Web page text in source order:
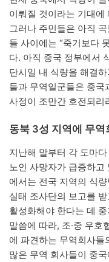
이뤄질 것이라는 기대에
그러나 주민들은 아직
들 사이에는 “죽기보다
다. 아직 중국 정부에서
단시일 내 식량을 해결
들과 무역일군들은 중
사정이 조만간 호전되리
동북 3성 지역에 무역
지난해 말부터 각 도마
노인 사망자가 급증하
에서는 전국 지역의 식
실태 조사단의 보고를
활성화해야 한다는 데
말씀에 따라, 조·중 우호
에 파견하는 무역회사
많은 무역 회사들이 중